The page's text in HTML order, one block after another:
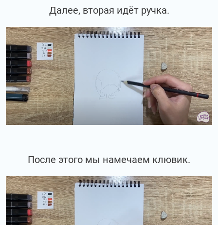
Далее, вторая идёт ручка.
После этого мы намечаем клювик.